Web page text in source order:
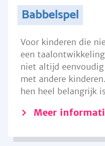
Babbelspel
Voor kinderen die
een
niet altijd
met andere
hen heel belangrijk
Meer